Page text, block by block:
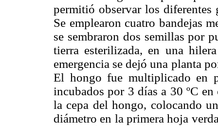
permitió observar los diferentes
Se emplearon cuatro bandejas
se sembraron dos semillas por
tierra esterilizada, en una
emergencia se dejó una planta
El hongo fue multiplicado en
incubados por 3 días a 30 ºC
la cepa del hongo, colocando
diámetro en la primera hoja